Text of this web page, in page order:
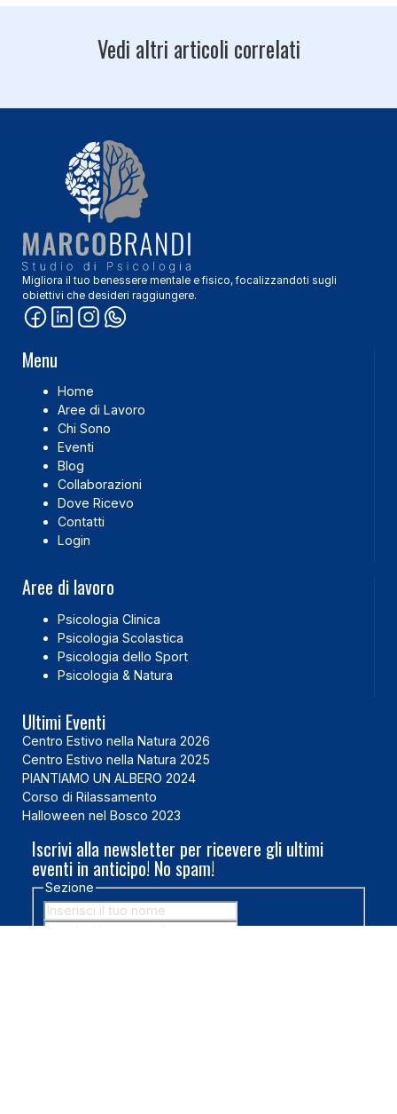
Vedi altri articoli correlati
Migliora il tuo benessere mentale e fisico, focalizzandoti sugli
obiettivi che desideri raggiungere.
Menu
Home
Aree di Lavoro
Chi Sono
Eventi
Blog
Collaborazioni
Dove Ricevo
Contatti
Login
Aree di lavoro
Psicologia Clinica
Psicologia Scolastica
Psicologia dello Sport
Psicologia & Natura
Ultimi Eventi
Centro Estivo nella Natura 2026
Centro Estivo nella Natura 2025
PIANTIAMO UN ALBERO 2024
Corso di Rilassamento
Halloween nel Bosco 2023
Iscrivi alla newsletter per ricevere gli ultimi
eventi in anticipo! No spam!
Sezione